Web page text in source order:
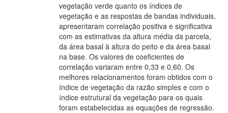
vegetação verde quanto os índices de
vegetação e as respostas de bandas individuais,
apresentaram correlação positiva e significativa
com as estimativas da altura média da parcela,
da área basal à altura do peito e da área basal
na base. Os valores de coeficientes de
correlação variaram entre 0,33 e 0,60. Os
melhores relacionamentos foram obtidos com o
índice de vegetação da razão simples e com o
índice estrutural da vegetação para os quais
foram estabelecidas as equações de regressão.